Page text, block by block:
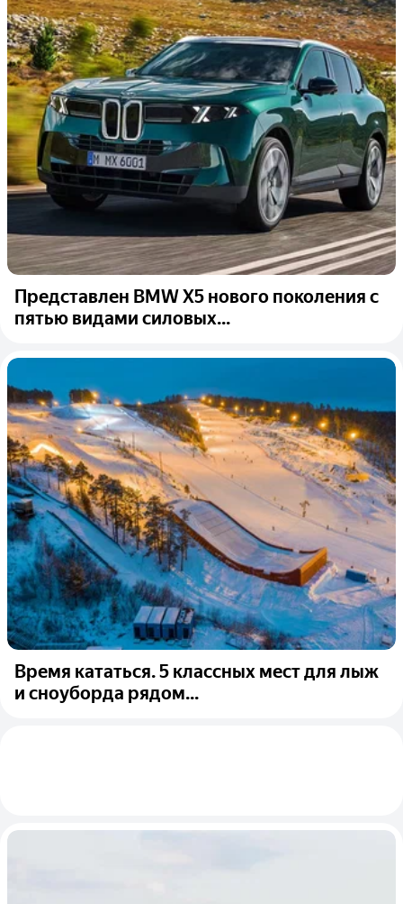
Представлен BMW X5 нового поколения с
пятью видами силовых...
Время кататься. 5 классных мест для лыж
и сноуборда рядом...